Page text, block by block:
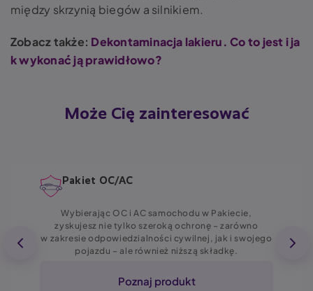
między skrzynią biegów a silnikiem.
Zobacz także: Dekontaminacja lakieru. Co to jest i ja
k wykonać ją prawidłowo?
Może Cię zainteresować
Pakiet OC/AC
Wybierając OC i AC samochodu w Pakiecie,
zyskujesz nie tylko szeroką ochronę – zarówno
w zakresie odpowiedzialności cywilnej, jak i swojego
pojazdu – ale również niższą składkę.
Poznaj produkt